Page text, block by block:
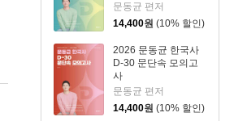
문동균 편저
14,400원 (10% 할인)
2026 문동균 한국사
D-30 문단속 모의고
사
문동균 편저
14,400원 (10% 할인)